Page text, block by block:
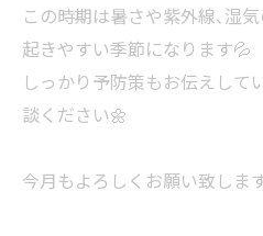
この時期は暑さや紫外線､湿
起きやすい季節になります💦
しっかり予防策もお伝えして
談ください🌼
今月もよろしくお願い致しま